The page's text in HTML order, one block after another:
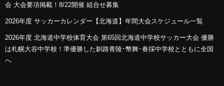
会 大会要項掲載！8/22開催 組合せ募集
2026年度 サッカーカレンダー【北海道】年間大会スケジュール一覧
2026年度 北海道中学校体育大会 第65回北海道中学校サッカー大会 優勝
は札幌大谷中学校！準優勝した釧路青陵･幣舞･春採中学校とともに全国
へ